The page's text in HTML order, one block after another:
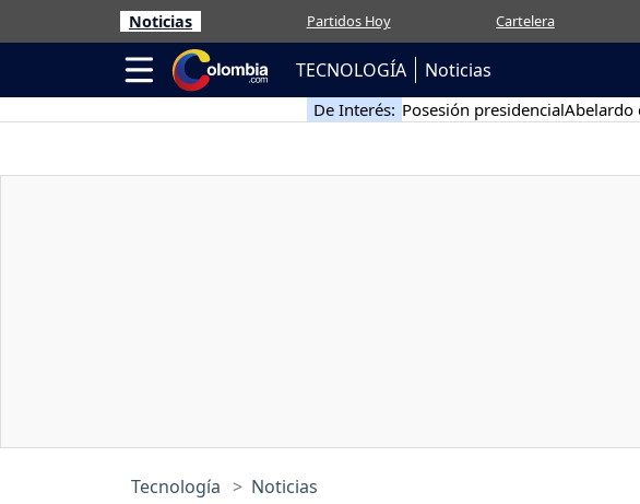
Noticias Partidos Hoy Cartelera
TECNOLOGÍA Noticias
De Interés: Posesión presidencialAbelardo
Tecnología Noticias